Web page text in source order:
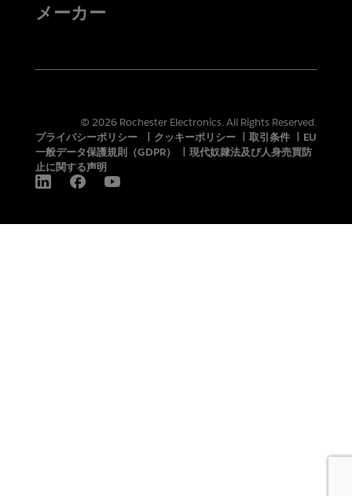
メーカー
© 2026 Rochester Electronics. All Rights Reserved.
プライバシーポリシー
クッキーポリシー 取引条件
EU
一般データ保護規則（GDPR）
現代奴隷法及び人身売買防
止に関する声明